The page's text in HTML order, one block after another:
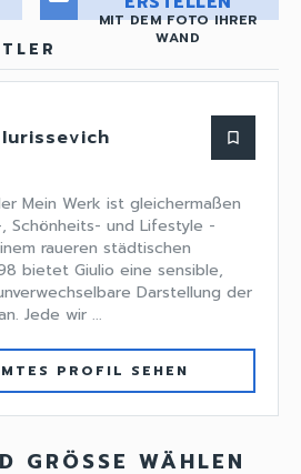
MIT DEM FOTO IHRER
WAND
bookmark_border
Mein Werk ist gleichermaßen
Schönheits- und Lifestyle -
raueren städtischen
bietet Giulio eine sensible,
Darstellung der
Jede wir ...
PROFIL SEHEN
GRÖSSE WÄHLEN